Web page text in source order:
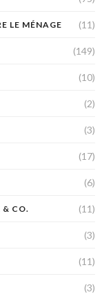
LE MÉNAGE (11)
(149)
(10)
(2)
(3)
(17)
(6)
& CO. (11)
(3)
(11)
(3)